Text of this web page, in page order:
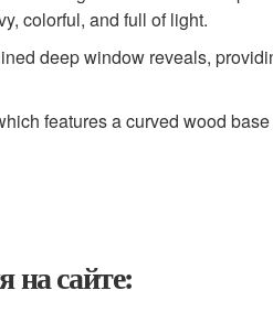
colorful, and full of light.
deep window reveals,
features a curved wood
на сайте: